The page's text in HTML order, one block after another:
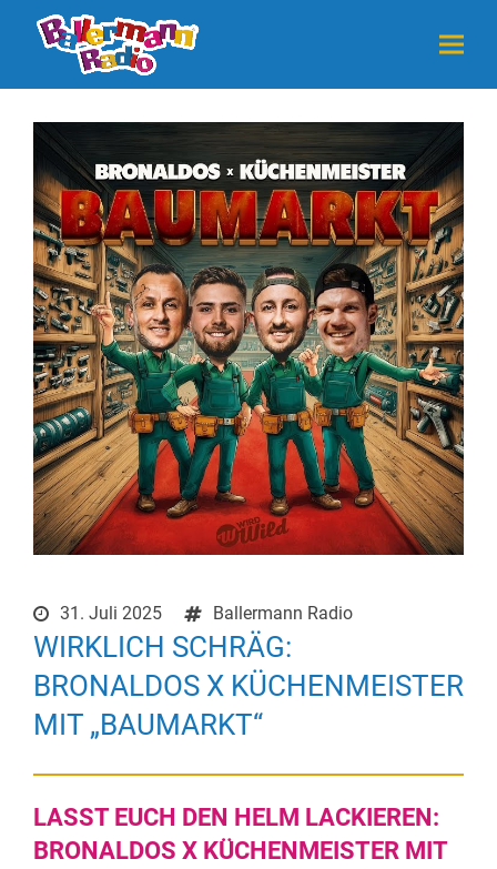
31. Juli 2025 Ballermann Radio
WIRKLICH SCHRÄG:
BRONALDOS X KÜCHENMEISTER
MIT „BAUMARKT“
LASST EUCH DEN HELM LACKIEREN:
BRONALDOS X KÜCHENMEISTER MIT